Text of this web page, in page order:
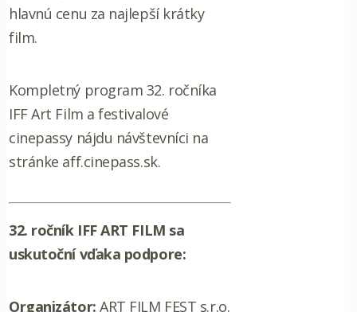
hlavnú cenu za najlepší krátky
film.
Kompletný program 32. ročníka
IFF Art Film a festivalové
cinepassy nájdu návštevníci na
stránke aff.cinepass.sk.
32. ročník IFF ART FILM sa
uskutoční vďaka podpore:
Organizátor:ART FILM FEST s.r.o.